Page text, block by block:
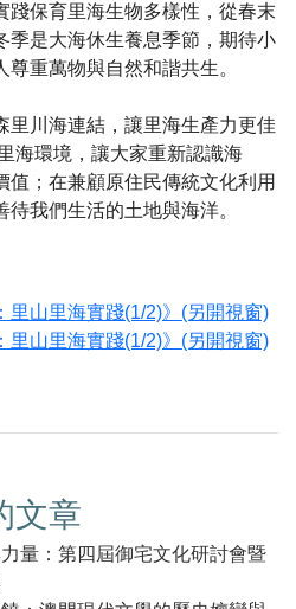
踐保育里海生物多樣性，從春末
季是大海休生養息季節，期待小
重萬物與自然和諧共生。
川海連結，讓里海生產力更佳
海環境，讓大家重新認識海
值；在兼顧原住民傳統文化利用
我們生活的土地與海洋。
里山里海實踐(1/2)》(另開視窗)
里山里海實踐(1/2)》(另開視窗)
文章
力量：第四屆御宅文化研討會暨